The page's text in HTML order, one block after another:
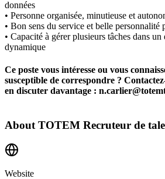
données
• Personne organisée, minutieuse et
• Bon sens du service et belle personnalité
• Capacité à gérer plusieurs tâches dans
dynamique
Ce poste vous intéresse ou vous
susceptible de correspondre ?
en discuter davantage :
About TOTEM Recruteur de
Website